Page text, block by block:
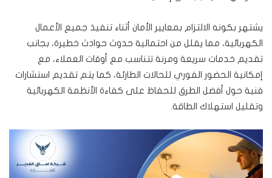
يشتهر بكونه الالتزام بمعايير الأمان أثناء تنفيذ جميع الأعمال
الكهربائية، مما يقلل من احتمالية حدوث حوادث خطيرة، بجانب
تقديم خدمات سريعة ومرنة تتناسب مع أوقات العملاء، مع
إمكانية الحضور الفوري للحالات الطارئة، كما يتم تقديم استشارات
فنية حول أفضل الطرق للحفاظ على كفاءة الأنظمة الكهربائية
وتقليل استهلاك الطاقة.